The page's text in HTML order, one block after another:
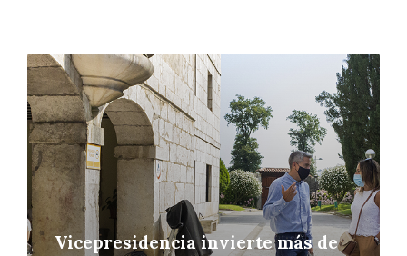
Vicepresidencia invierte más de
L
e
e
r
m
á
s